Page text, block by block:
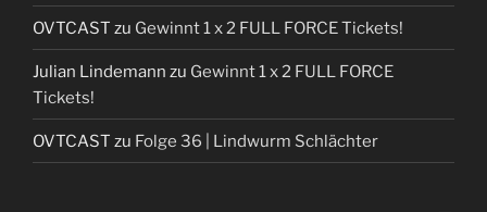
OVTCAST zu Gewinnt 1 x 2 FULL FORCE Tickets!
Julian Lindemann zu Gewinnt 1 x 2 FULL FORCE
Tickets!
OVTCAST zu Folge 36 | Lindwurm Schlächter